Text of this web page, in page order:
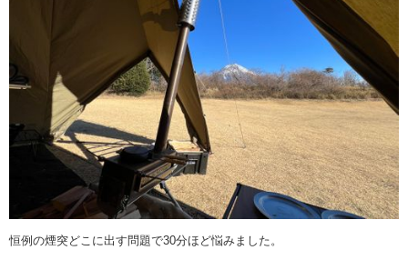
恒例の煙突どこに出す問題で30分ほど悩みました。